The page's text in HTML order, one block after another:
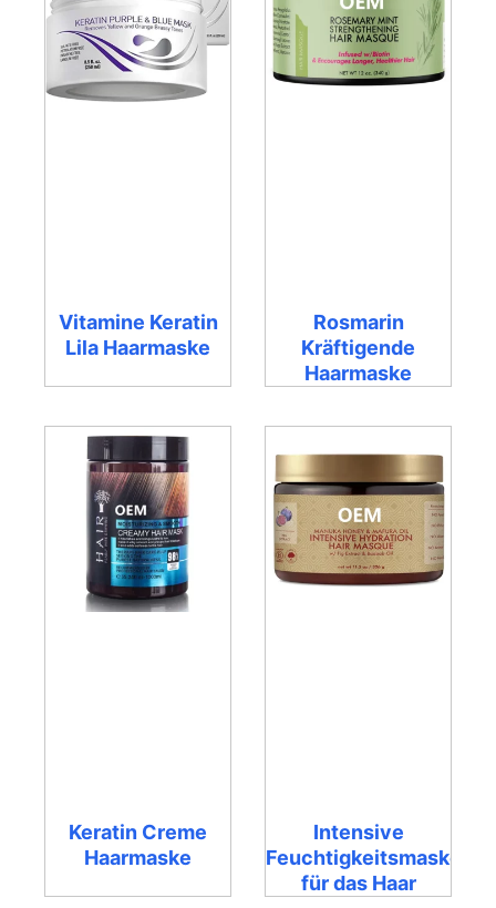
Vitamine Keratin
Lila Haarmaske
Rosmarin
Kräftigende
Haarmaske
Keratin Creme
Haarmaske
Intensive
Feuchtigkeitsmaske
für das Haar